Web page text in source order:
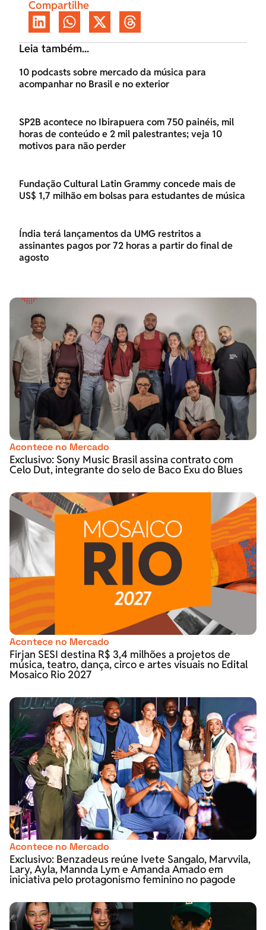
Compartilhe
Leia também...
10 podcasts sobre mercado da música para
acompanhar no Brasil e no exterior
SP2B acontece no Ibirapuera com 750 painéis, mil
horas de conteúdo e 2 mil palestrantes; veja 10
motivos para não perder
Fundação Cultural Latin Grammy concede mais de
US$ 1,7 milhão em bolsas para estudantes de música
Índia terá lançamentos da UMG restritos a
assinantes pagos por 72 horas a partir do final de
agosto
Acontece no Mercado
Exclusivo: Sony Music Brasil assina contrato com
Celo Dut, integrante do selo de Baco Exu do Blues
Acontece no Mercado
Firjan SESI destina R$ 3,4 milhões a projetos de
música, teatro, dança, circo e artes visuais no Edital
Mosaico Rio 2027
Acontece no Mercado
Exclusivo: Benzadeus reúne Ivete Sangalo, Marvvila,
Lary, Ayla, Mannda Lym e Amanda Amado em
iniciativa pelo protagonismo feminino no pagode